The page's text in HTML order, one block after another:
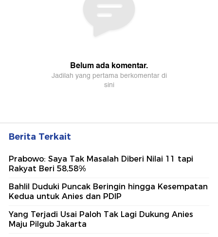
Berita Terkait
Prabowo: Saya Tak Masalah Diberi Nilai 11 tapi
Rakyat Beri 58,58%
Bahlil Duduki Puncak Beringin hingga Kesempatan
Kedua untuk Anies dan PDIP
Yang Terjadi Usai Paloh Tak Lagi Dukung Anies
Maju Pilgub Jakarta